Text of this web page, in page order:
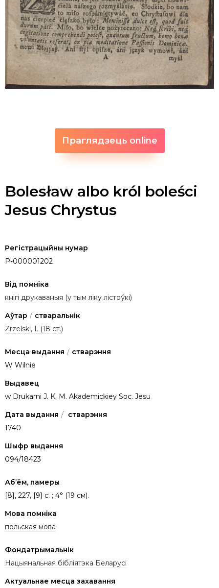
Праглядзець online
Bolesław albo król boleści
Jesus Chrystus
Регістрацыйны нумар
P-000001202
Від помніка
кнігі друкаваныя (у тым ліку лістоўкі)
Аўтар / стваральнік
Zrzelski, I. (18 ст.)
Месца выдання / стварэння
W Wilnie
Выдавец
w Drukarni J. K. M. Akademickiey Soc. Jesu
Дата выдання / стварэння
1740
Шыфр выдання
094/18423
Аб’ём, памеры
[8], 227, [9] c. ; 4° (19 см).
Мова помніка
польская мова
Фондатрымальнік
Нацыянальная бібліятэка Беларусі
Актуальнае месца захавання